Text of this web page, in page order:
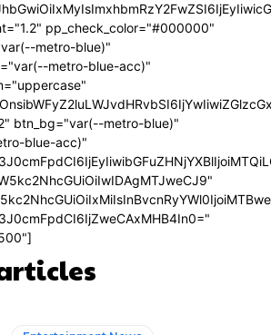
pp_check_color="#000000"
metro-blue)"
metro-blue-acc)"
btn_bg="var(--metro-blue)"
blue-acc)"